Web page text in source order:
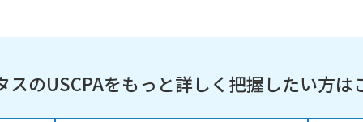
スのUSCPAをもっと詳しく把握したい方は